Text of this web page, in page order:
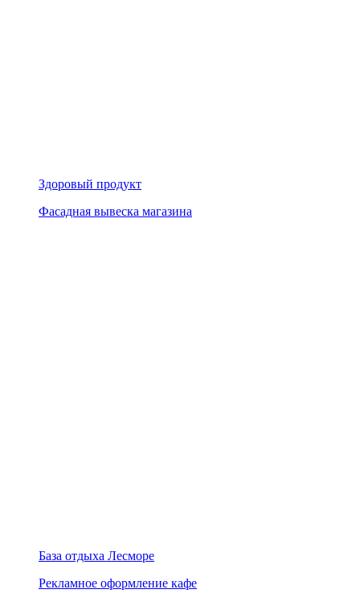
Здоровый продукт
Фасадная вывеска магазина
База отдыха Лесморе
Рекламное оформление кафе